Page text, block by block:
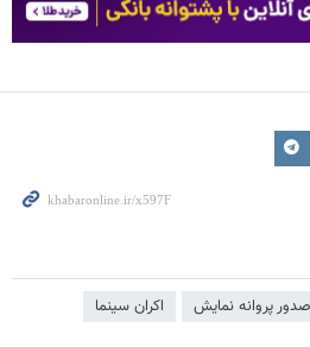
پروانه نمایش اکران سینما